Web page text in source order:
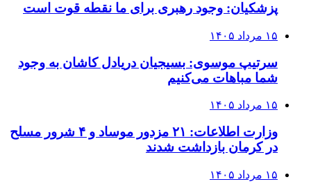
پزشکیان: وجود رهبری برای ما نقطه قوت است
۱۵ مرداد ۱۴۰۵
سرتیپ موسوی: بسیجیان دریادل کاشان به وجود
شما مباهات می‌کنیم
۱۵ مرداد ۱۴۰۵
وزارت اطلاعات: ۲۱ مزدور موساد و ۴ شرور مسلح
در کرمان بازداشت شدند
۱۵ مرداد ۱۴۰۵